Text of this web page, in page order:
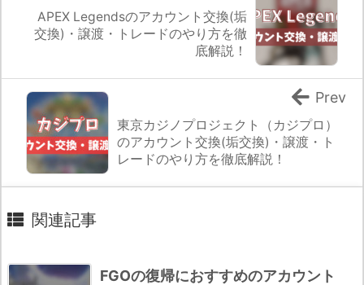
APEX Legendsのアカウント交換(垢
交換)・譲渡・トレードのやり方を徹
底解説！
東京カジノプロジェクト（カジプロ）
のアカウント交換(垢交換)・譲渡・ト
レードのやり方を徹底解説！
Prev
関連記事
FGOの復帰におすすめのアカウント